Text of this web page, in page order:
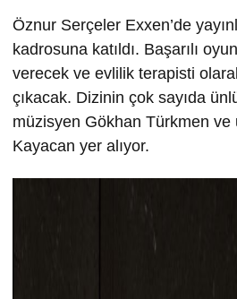
Öznur Serçeler Exxen’de
kadrosuna katıldı. Başarılı
verecek ve evlilik terapisti
çıkacak. Dizinin çok sayıda
müzisyen Gökhan Türkmen ve
Kayacan yer alıyor.